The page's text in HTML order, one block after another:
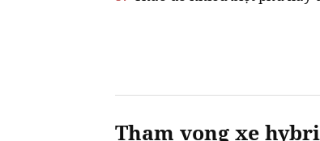
Tham vọng xe